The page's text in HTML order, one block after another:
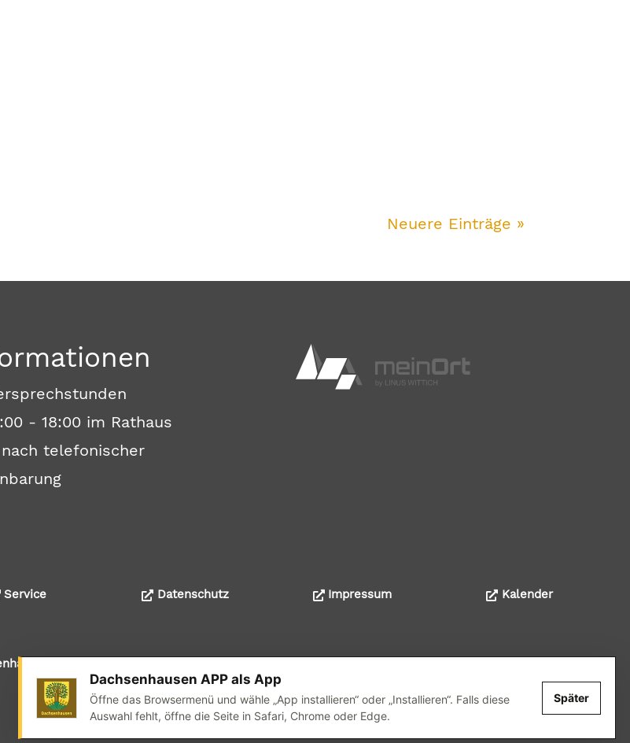
Neuere Einträge »
- 18:00 im Rathaus
telefonischer
Service Datenschutz Impressum Kalender
Realisation: wedoyu.de
Dachsenhausen APP als App
Öffne das Browsermenü und wähle „App installieren“ oder „Installieren“. Falls diese
Auswahl fehlt, öffne die Seite in Safari, Chrome oder Edge.
Später